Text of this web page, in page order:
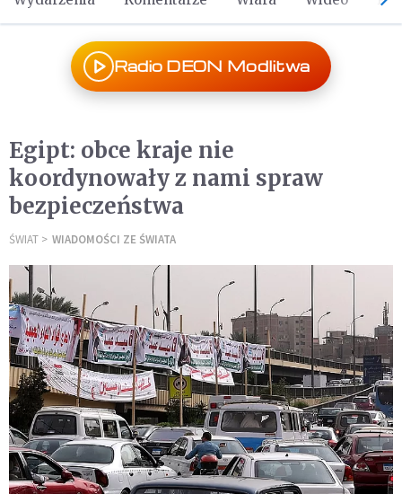
Radio DEON Modlitwa
Egipt: obce kraje nie
koordynowały z nami spraw
bezpieczeństwa
ŚWIAT WIADOMOŚCI ZE ŚWIATA